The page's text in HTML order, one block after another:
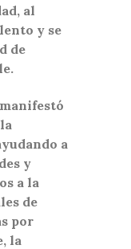
al
y se
de
a
y
a la
de
por
la